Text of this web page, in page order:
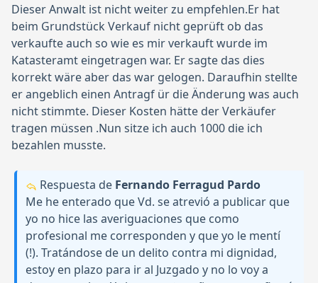
Dieser Anwalt ist nicht weiter zu empfehlen.Er hat
beim Grundstück Verkauf nicht geprüft ob das
verkaufte auch so wie es mir verkauft wurde im
Katasteramt eingetragen war. Er sagte das dies
korrekt wäre aber das war gelogen. Daraufhin stellte
er angeblich einen Antragf ür die Änderung was auch
nicht stimmte. Dieser Kosten hätte der Verkäufer
tragen müssen .Nun sitze ich auch 1000 die ich
bezahlen musste.
Respuesta de Fernando Ferragud Pardo
Me he enterado que Vd. se atrevió a publicar que
yo no hice las averiguaciones que como
profesional me corresponden y que yo le mentí
(!). Tratándose de un delito contra mi dignidad,
estoy en plazo para ir al Juzgado y no lo voy a